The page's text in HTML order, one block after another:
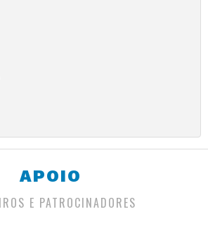
APOIO
E PATROCINADORES